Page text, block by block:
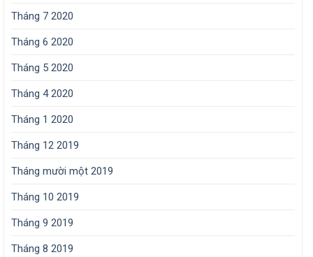
Tháng 7 2020
Tháng 6 2020
Tháng 5 2020
Tháng 4 2020
Tháng 1 2020
Tháng 12 2019
Tháng mười một 2019
Tháng 10 2019
Tháng 9 2019
Tháng 8 2019